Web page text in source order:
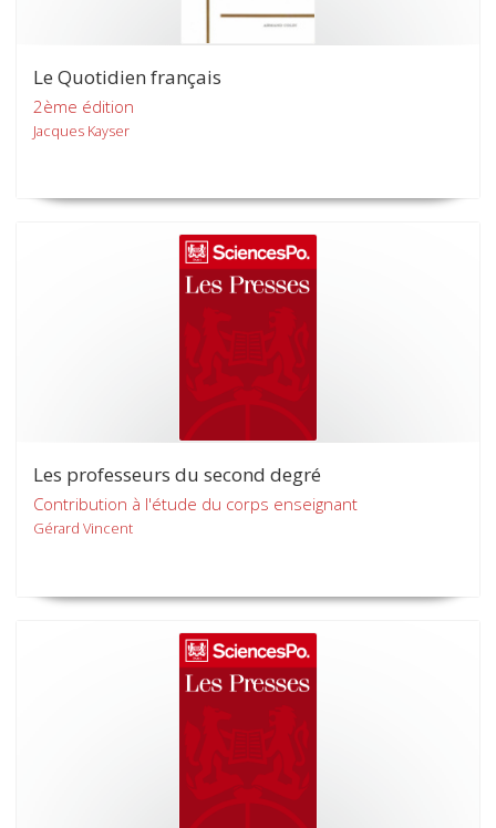
Le Quotidien français
2ème édition
Jacques Kayser
Les professeurs du second degré
Contribution à l'étude du corps enseignant
Gérard Vincent